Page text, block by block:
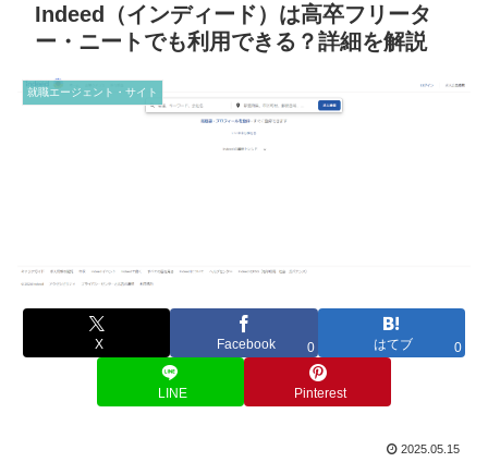
Indeed（インディード）は高卒フリータ
ー・ニートでも利用できる？詳細を解説
就職エージェント・サイト
X Facebook 0 はてブ 0
LINE Pinterest
2025.05.15